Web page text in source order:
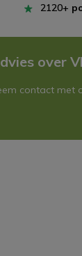
2120+
over
contact met